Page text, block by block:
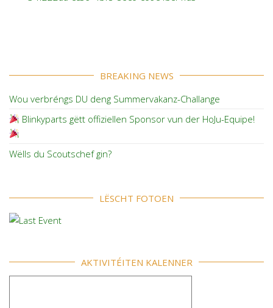
BREAKING NEWS
Wou verbréngs DU deng Summervakanz-Challange
Blinkyparts gëtt offiziellen Sponsor vun der HoJu-Equipe!
Wëlls du Scoutschef gin?
LËSCHT FOTOEN
AKTIVITÉITEN KALENNER